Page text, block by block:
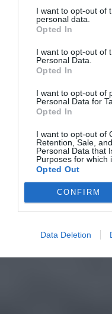
I want to opt-out of
personal data.
Opted In
I want to opt-out of
Personal Data.
Opted In
I want to opt-out of
Personal Data for
Opted In
I want to opt-out of
Retention, Sale,
Personal Data that
Purposes for which
Opted Out
CONFIRM
Data Deletion